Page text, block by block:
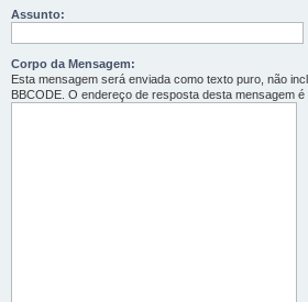
Assunto:
Corpo da Mensagem:
Esta mensagem será enviada como texto puro, não
BBCODE. O endereço de resposta desta mensagem é